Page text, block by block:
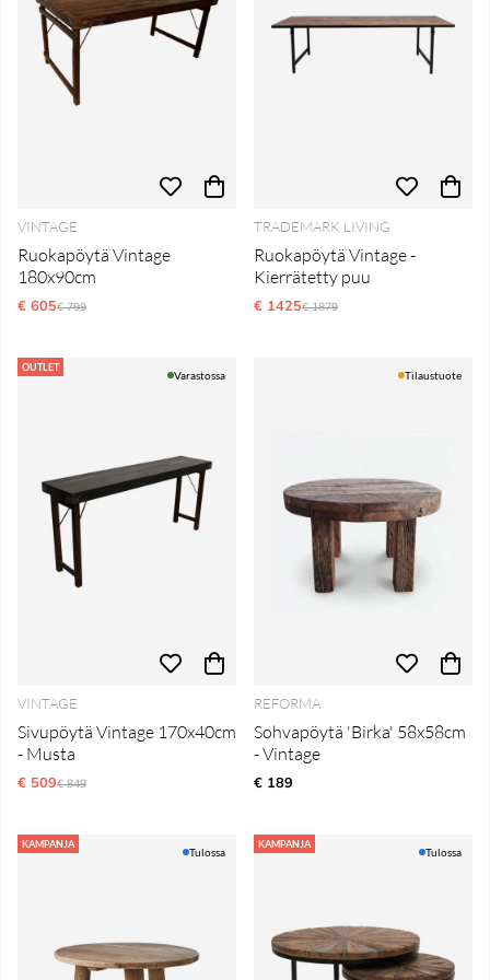
VINTAGE
Ruokapöytä Vintage
180x90cm
€ 605Normaali hinta
€ 799
TRADEMARK LIVING
Ruokapöytä Vintage -
Kierrätetty puu
€ 1425Normaali hinta
€ 1879
OUTLET
Varastossa
VINTAGE
Sivupöytä Vintage 170x40cm
- Musta
€ 509Normaali hinta
€ 849
Tilaustuote
REFORMA
Sohvapöytä 'Birka' 58x58cm
- Vintage
€ 189
KAMPANJA
Tulossa
KAMPANJA
Tulossa